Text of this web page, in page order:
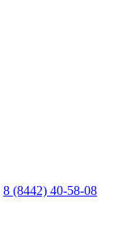
8 (8442) 40-58-08